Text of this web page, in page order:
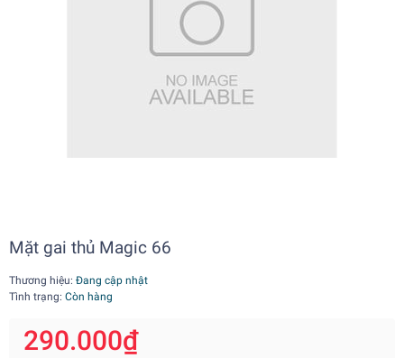
Mặt gai thủ Magic 66
Thương hiệu: Đang cập nhật
Tình trạng: Còn hàng
290.000₫